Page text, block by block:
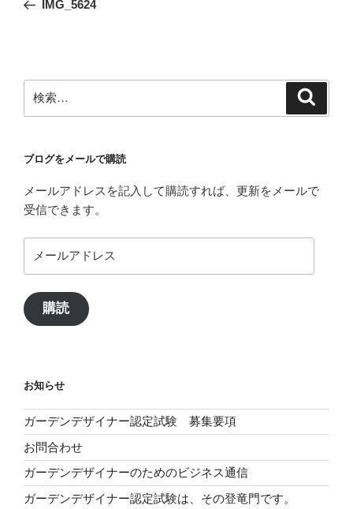
ナ
ー
シ
IMG_5624
索:
ブログをメールで購読
メールアドレスを記入して購読すれば、更新をメールで
受信できます。
ー
ア
ド
購読
お知らせ
ガーデンデザイナー認定試験 募集要項
お問合わせ
ガーデンデザイナーのためのビジネス通信
ガーデンデザイナー認定試験は、その登竜門です。